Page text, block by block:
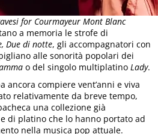
for Courmayeur Mont Blanc
a memoria le strofe di
Due di notte, gli accompagnatori con
alle sonorità popolari dei
o del singolo multiplatinoLady.
ancora compiere vent’anni e viva
relativamente da breve tempo,
una collezione già
di platino che lo hanno portato ad
nella musica pop attuale.